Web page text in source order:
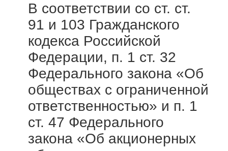
В соответствии со ст. ст.
91 и 103 Гражданского
кодекса Российской
Федерации, п. 1 ст. 32
Федерального закона «Об
обществах с ограниченной
ответственностью» и п. 1
ст. 47 Федерального
закона «Об акционерных